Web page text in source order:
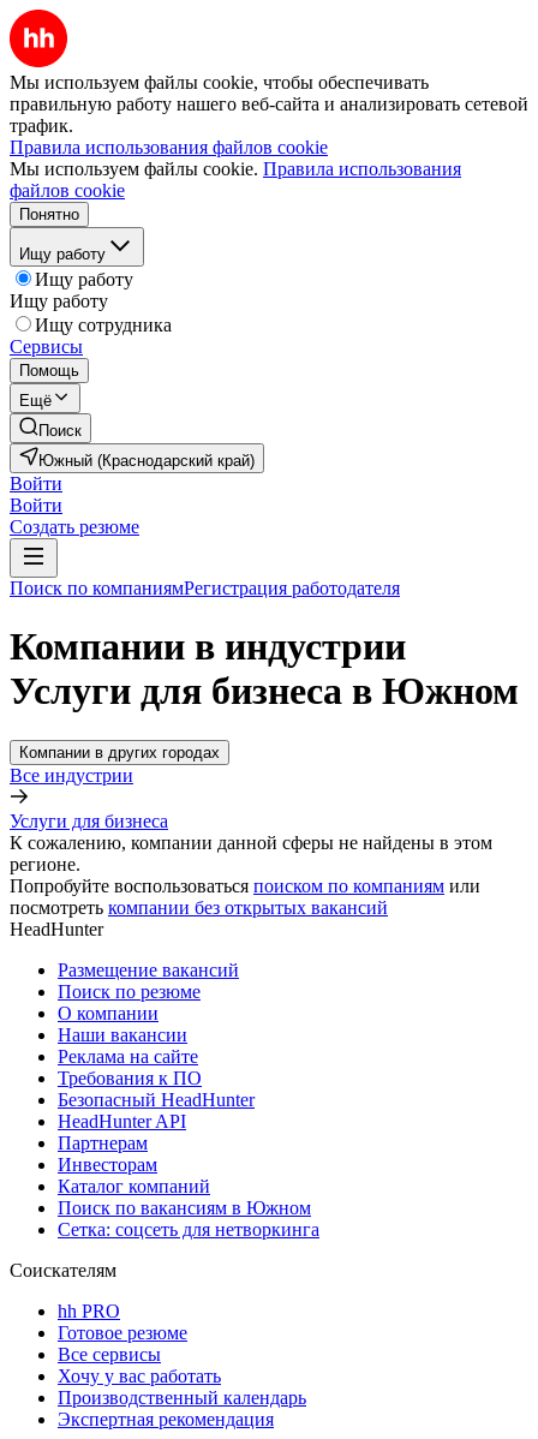
Мы используем файлы cookie, чтобы обеспечивать
правильную работу нашего веб-сайта и анализировать сетевой
трафик.
Правила использования файлов cookie
Мы используем файлы cookie. Правила использования
файлов cookie
Понятно
Ищу работу
Ищу работу
Ищу работу
Ищу сотрудника
Сервисы
Помощь
Ещё
Поиск
Южный (Краснодарский край)
Войти
Войти
Создать резюме
Поиск по компаниямРегистрация работодателя
Компании в индустрии
Услуги для бизнеса в Южном
Компании в других городах
Все индустрии
Услуги для бизнеса
К сожалению, компании данной сферы не найдены в этом
регионе.
Попробуйте воспользоваться поиском по компаниям или
посмотреть компании без открытых вакансий
HeadHunter
Размещение вакансий
Поиск по резюме
О компании
Наши вакансии
Реклама на сайте
Требования к ПО
Безопасный HeadHunter
HeadHunter API
Партнерам
Инвесторам
Каталог компаний
Поиск по вакансиям в Южном
Сетка: соцсеть для нетворкинга
Соискателям
hh PRO
Готовое резюме
Все сервисы
Хочу у вас работать
Производственный календарь
Экспертная рекомендация